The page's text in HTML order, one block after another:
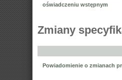
oświadczeniu wstępnym
Zmiany
Powiadomienie o zmianach